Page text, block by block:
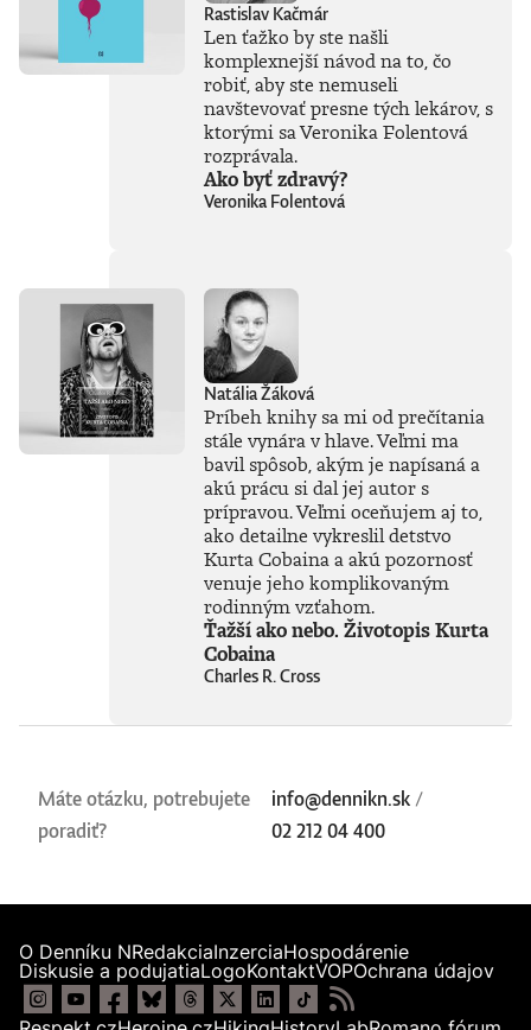
Rastislav Kačmár
Len ťažko by ste našli
komplexnejší návod na to, čo
robiť, aby ste nemuseli
navštevovať presne tých lekárov, s
ktorými sa Veronika Folentová
rozprávala.
Ako byť zdravý?
Veronika Folentová
Natália Žáková
Príbeh knihy sa mi od prečítania
stále vynára v hlave. Veľmi ma
bavil spôsob, akým je napísaná a
akú prácu si dal jej autor s
prípravou. Veľmi oceňujem aj to,
ako detailne vykreslil detstvo
Kurta Cobaina a akú pozornosť
venuje jeho komplikovaným
rodinným vzťahom.
Ťažší ako nebo. Životopis Kurta
Cobaina
Charles R. Cross
Máte otázku, potrebujete
poradiť?
info@dennikn.sk /
02 212 04 400
O Denníku NRedakciaInzerciaHospodárenie
Diskusie a podujatiaLogoKontaktVOPOchrana údajov